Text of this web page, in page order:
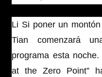
Li Si poner un
Tian comenzará
programa esta
at the Zero Point”